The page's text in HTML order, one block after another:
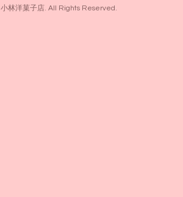
小林洋菓子店. All Rights Reserved.